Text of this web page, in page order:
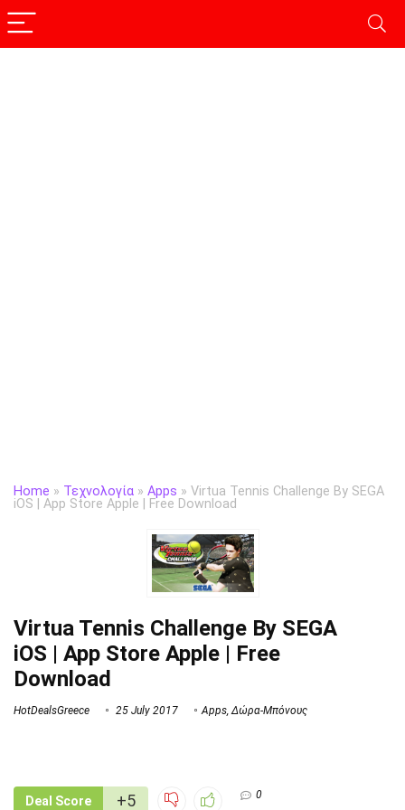
Home » Τεχνολογία » Apps » Virtua Tennis Challenge By SEGA
iOS | App Store Apple | Free Download
Virtua Tennis Challenge By SEGA
iOS | App Store Apple | Free
Download
HotDealsGreece 25 July 2017 Apps Δώρα-Μπόνους
Deal Score +5 0